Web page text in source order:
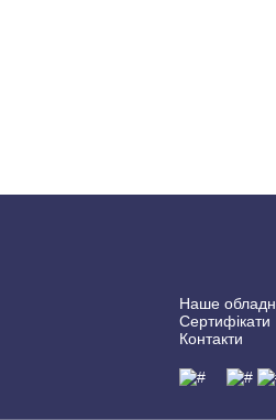
Наше
Сертифікати
Контакти